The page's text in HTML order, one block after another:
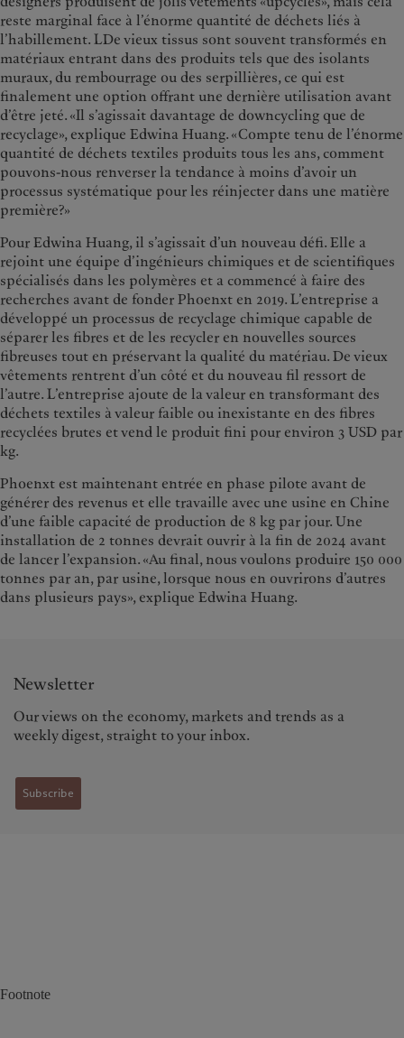
reste marginal face à l’énorme quantité de déchets liés à
l’habillement. LDe vieux tissus sont souvent transformés en
matériaux entrant dans des produits tels que des isolants
muraux, du rembourrage ou des serpillières, ce qui est
finalement une option offrant une dernière utilisation avant
d’être jeté. «Il s’agissait davantage de downcycling que de
recyclage», explique Edwina Huang. «Compte tenu de l’énorme
quantité de déchets textiles produits tous les ans, comment
pouvons-nous renverser la tendance à moins d’avoir un
processus systématique pour les réinjecter dans une matière
première?»
Pour Edwina Huang, il s’agissait d’un nouveau défi. Elle a
rejoint une équipe d’ingénieurs chimiques et de scientifiques
spécialisés dans les polymères et a commencé à faire des
recherches avant de fonder Phoenxt en 2019. L’entreprise a
développé un processus de recyclage chimique capable de
séparer les fibres et de les recycler en nouvelles sources
fibreuses tout en préservant la qualité du matériau. De vieux
vêtements rentrent d’un côté et du nouveau fil ressort de
l’autre. L’entreprise ajoute de la valeur en transformant des
déchets textiles à valeur faible ou inexistante en des fibres
recyclées brutes et vend le produit fini pour environ 3 USD par
kg.
Phoenxt est maintenant entrée en phase pilote avant de
générer des revenus et elle travaille avec une usine en Chine
d’une faible capacité de production de 8 kg par jour. Une
installation de 2 tonnes devrait ouvrir à la fin de 2024 avant
de lancer l’expansion. «Au final, nous voulons produire 150 000
tonnes par an, par usine, lorsque nous en ouvrirons d’autres
dans plusieurs pays», explique Edwina Huang.
Newsletter
Our views on the economy, markets and trends as a
weekly digest, straight to your inbox.
Subscribe
Footnote